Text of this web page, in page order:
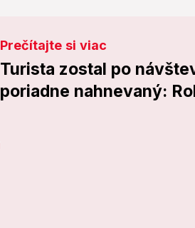
Prečítajte si viac
Turista zostal po
poriadne nahnevaný: